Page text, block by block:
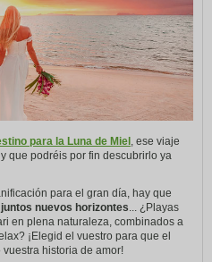
para la Luna de Miel , ese viaje
que podréis por fin descubrirlo ya
para el gran día, hay que
nuevos horizontes... ¿Playas
en plena naturaleza, combinados a
¡Elegid el vuestro para que el
historia de amor!